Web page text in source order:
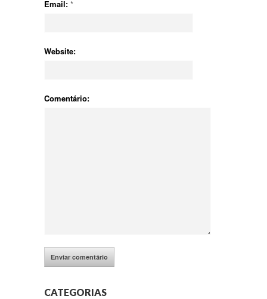
Email: *
Website:
Comentário:
CATEGORIAS